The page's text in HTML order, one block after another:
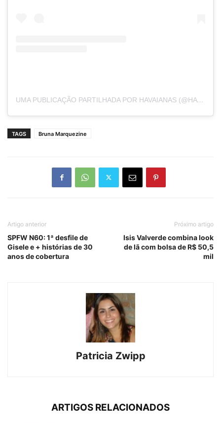
UMA PUBLICAÇÃO PARTILHADA POR HAVAIANAS (@HAVAIANAS)
TAGS Bruna Marquezine
Artigo anterior
SPFW N60: 1ª desfile de
Gisele e + histórias de 30
anos de cobertura
Próximo artigo
Isis Valverde combina look
de lã com bolsa de R$ 50,5
mil
Patricia Zwipp
ARTIGOS RELACIONADOS